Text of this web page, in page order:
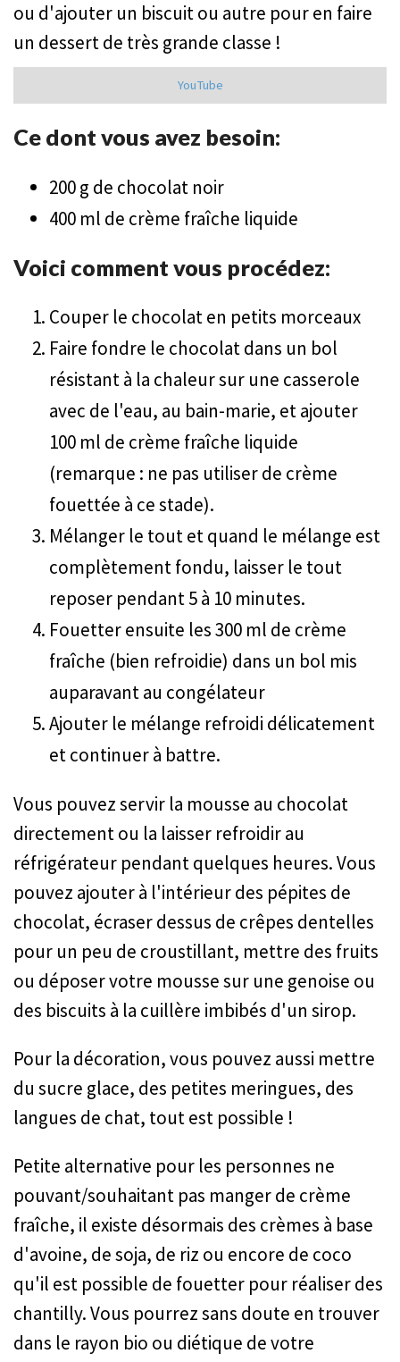
ou d'ajouter un biscuit ou autre pour en faire
un dessert de très grande classe !
YouTube
Ce dont vous avez besoin:
200 g de chocolat noir
400 ml de crème fraîche liquide
Voici comment vous procédez:
Couper le chocolat en petits morceaux
Faire fondre le chocolat dans un bol
résistant à la chaleur sur une casserole
avec de l'eau, au bain-marie, et ajouter
100 ml de crème fraîche liquide
(remarque : ne pas utiliser de crème
fouettée à ce stade).
Mélanger le tout et quand le mélange est
complètement fondu, laisser le tout
reposer pendant 5 à 10 minutes.
Fouetter ensuite les 300 ml de crème
fraîche (bien refroidie) dans un bol mis
auparavant au congélateur
Ajouter le mélange refroidi délicatement
et continuer à battre.
Vous pouvez servir la mousse au chocolat
directement ou la laisser refroidir au
réfrigérateur pendant quelques heures. Vous
pouvez ajouter à l'intérieur des pépites de
chocolat, écraser dessus de crêpes dentelles
pour un peu de croustillant, mettre des fruits
ou déposer votre mousse sur une genoise ou
des biscuits à la cuillère imbibés d'un sirop.
Pour la décoration, vous pouvez aussi mettre
du sucre glace, des petites meringues, des
langues de chat, tout est possible !
Petite alternative pour les personnes ne
pouvant/souhaitant pas manger de crème
fraîche, il existe désormais des crèmes à base
d'avoine, de soja, de riz ou encore de coco
qu'il est possible de fouetter pour réaliser des
chantilly. Vous pourrez sans doute en trouver
dans le rayon bio ou diétique de votre